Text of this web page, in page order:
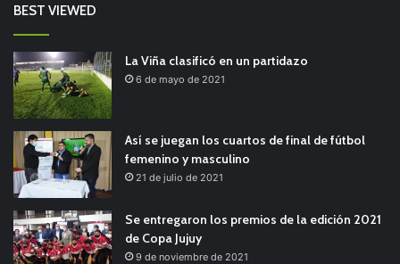
BEST VIEWED
La Viña clasificó en un partidazo
6 de mayo de 2021
Así se juegan los cuartos de final de fútbol
femenino y masculino
21 de julio de 2021
Se entregaron los premios de la edición 2021
de Copa Jujuy
9 de noviembre de 2021